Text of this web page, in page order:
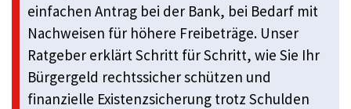
einfachen Antrag bei der Bank, bei Bedarf mit
Nachweisen für höhere Freibeträge. Unser
Ratgeber erklärt Schritt für Schritt, wie Sie Ihr
Bürgergeld rechtssicher schützen und
finanzielle Existenzsicherung trotz Schulden